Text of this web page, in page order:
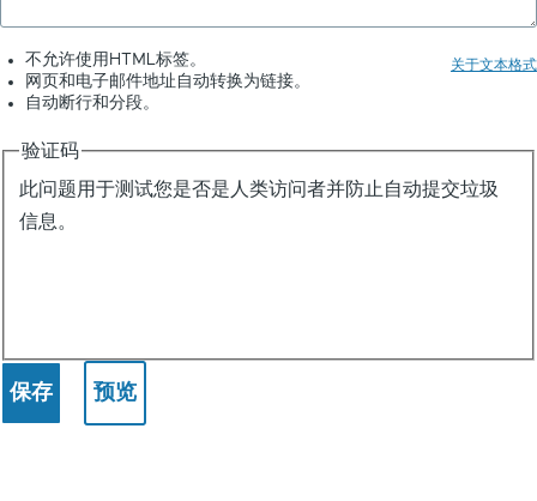
关于文本格式
不允许使用HTML标签。
网页和电子邮件地址自动转换为链接。
自动断行和分段。
验证码
此问题用于测试您是否是人类访问者并防止自动提交垃圾
信息。